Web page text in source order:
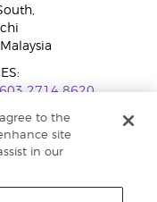
2714 8620
0691
agree to the
site
in our